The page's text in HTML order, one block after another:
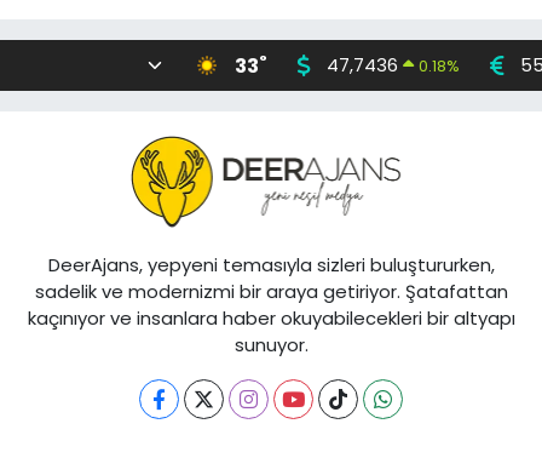
33° 47,7436 0.18%
DeerAjans, yepyeni temasıyla sizleri buluştururken,
sadelik ve modernizmi bir araya getiriyor. Şatafattan
kaçınıyor ve insanlara haber okuyabilecekleri bir altyapı
sunuyor.